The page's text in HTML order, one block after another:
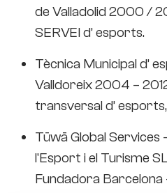
de Valladolid 2000 /
SERVEI d’ esports.
Tècnica Municipal d’
Valldoreix 2004 –
transversal d’
Tūwā Global Services
l'Esport i el Turisme
Fundadora